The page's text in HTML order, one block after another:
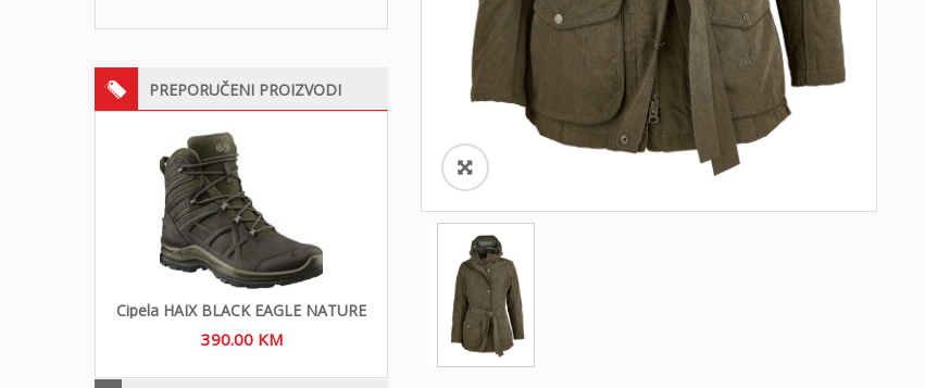
PREPORUČENI PROIZVODI
Cipela HAIX BLACK EAGLE NATURE
390.00 KM